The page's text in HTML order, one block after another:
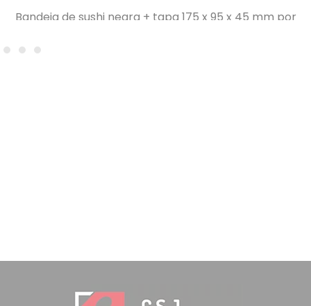
Bandeja de sushi negra + tapa 175 x 95 x 45 mm por